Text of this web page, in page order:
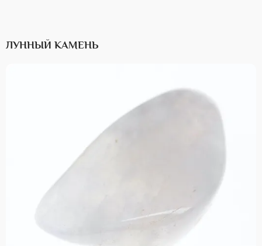
ЛУННЫЙ КАМЕНЬ